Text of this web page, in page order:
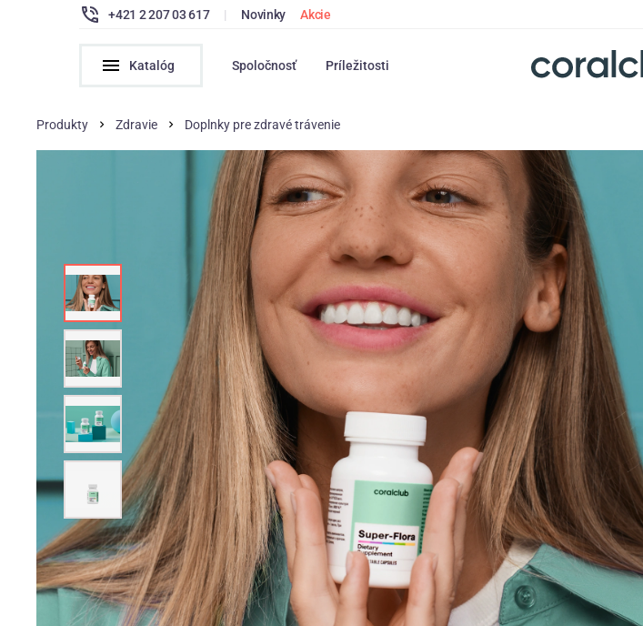
+421 2 207 03 617 | Novinky Akcie
Katalóg Spoločnosť Príležitosti
Produkty Zdravie Doplnky pre zdravé trávenie